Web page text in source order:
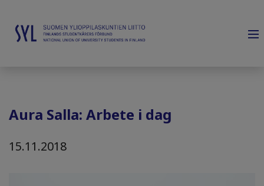
Aura Salla: Arbete i dag
15.11.2018